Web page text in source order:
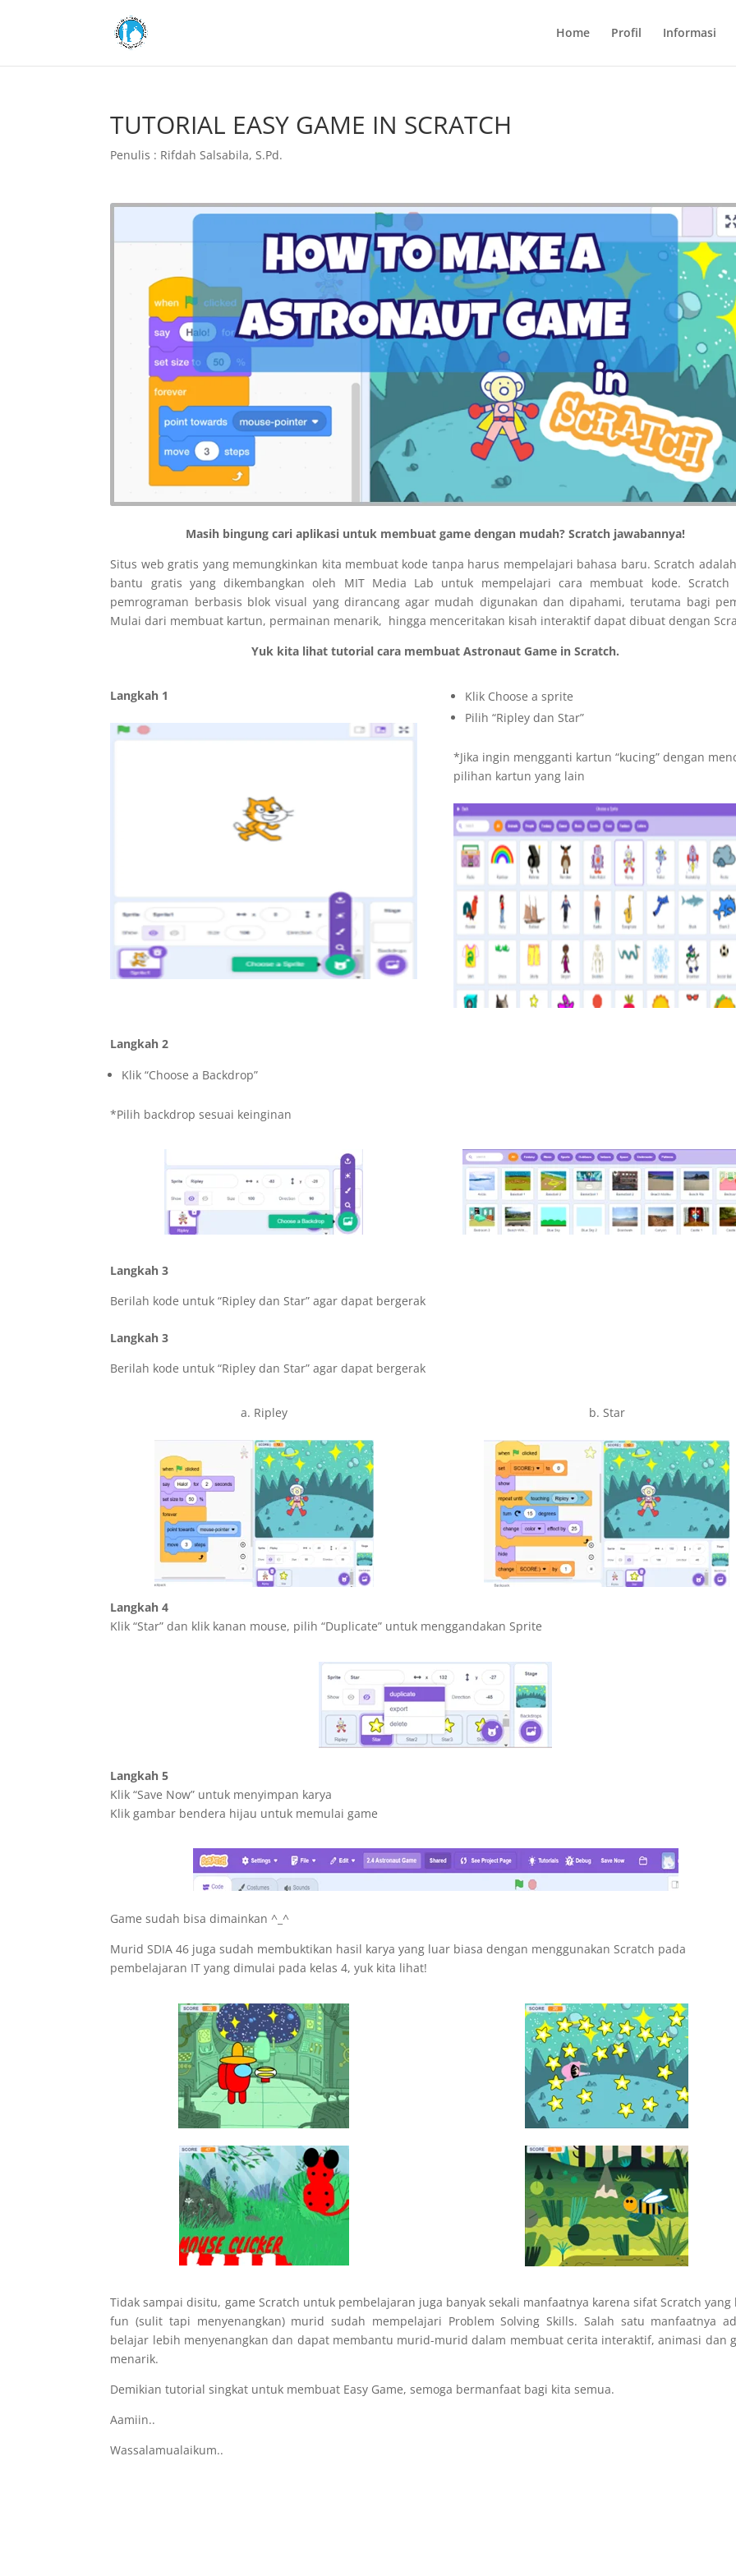
Home Profil Informasi
TUTORIAL EASY GAME IN SCRATCH
Penulis : Rifdah Salsabila, S.Pd.
Masih bingung cari aplikasi untuk membuat game dengan mudah? Scratch jawabannya!
Situs web gratis yang memungkinkan kita membuat kode tanpa harus mempelajari bahasa baru. Scratch
bantu gratis yang dikembangkan oleh MIT Media Lab untuk mempelajari cara membuat kode. Scratch
pemrograman berbasis blok visual yang dirancang agar mudah digunakan dan dipahami, terutama bagi
Mulai dari membuat kartun, permainan menarik, hingga menceritakan kisah interaktif dapat dibuat dengan
Yuk kita lihat tutorial cara membuat Astronaut Game in Scratch.
Langkah 1
Klik Choose a sprite
Pilih “Ripley dan Star”
*Jika ingin mengganti kartun “kucing” dengan
pilihan kartun yang lain
Langkah 2
Klik “Choose a Backdrop”
*Pilih backdrop sesuai keinginan
Langkah 3
Berilah kode untuk “Ripley dan Star” agar dapat bergerak
Langkah 3
Berilah kode untuk “Ripley dan Star” agar dapat bergerak
a. Ripley b. Star
Langkah 4
Klik “Star” dan klik kanan mouse, pilih “Duplicate” untuk menggandakan Sprite
Langkah 5
Klik “Save Now” untuk menyimpan karya
Klik gambar bendera hijau untuk memulai game
Game sudah bisa dimainkan ^_^
Murid SDIA 46 juga sudah membuktikan hasil karya yang luar biasa dengan menggunakan Scratch pada
pembelajaran IT yang dimulai pada kelas 4, yuk kita lihat!
Tidak sampai disitu, game Scratch untuk pembelajaran juga banyak sekali manfaatnya karena sifat Scratch yang
fun (sulit tapi menyenangkan) murid sudah mempelajari Problem Solving Skills. Salah satu manfaatnya
belajar lebih menyenangkan dan dapat membantu murid-murid dalam membuat cerita interaktif, animasi dan
menarik.
Demikian tutorial singkat untuk membuat Easy Game, semoga bermanfaat bagi kita semua.
Aamiin..
Wassalamualaikum..